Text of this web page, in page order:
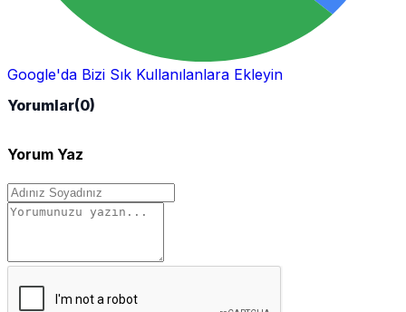
Google'da Bizi Sık Kullanılanlara Ekleyin
Yorumlar(0)
Yorum Yaz